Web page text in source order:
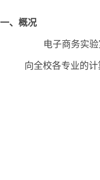
一、概况
电子商务实
向全校各专业的